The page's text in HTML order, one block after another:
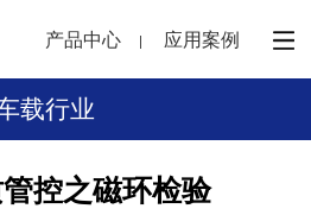
产品中心 应用案例
载行业
控之磁环检验